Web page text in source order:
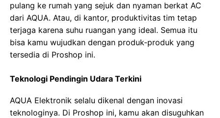
pulang ke rumah yang sejuk dan nyaman berkat AC
dari AQUA. Atau, di kantor, produktivitas tim tetap
terjaga karena suhu ruangan yang ideal. Semua itu
bisa kamu wujudkan dengan produk-produk yang
tersedia di Proshop ini.
Teknologi Pendingin Udara Terkini
AQUA Elektronik selalu dikenal dengan inovasi
teknologinya. Di Proshop ini, kamu akan disuguhkan